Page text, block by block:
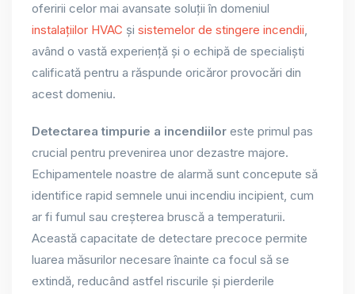
oferirii celor mai avansate soluții în domeniul
instalațiilor HVAC și sistemelor de stingere incendii,
având o vastă experiență și o echipă de specialiști
calificată pentru a răspunde oricăror provocări din
acest domeniu.
Detectarea timpurie a incendiilor este primul pas
crucial pentru prevenirea unor dezastre majore.
Echipamentele noastre de alarmă sunt concepute să
identifice rapid semnele unui incendiu incipient, cum
ar fi fumul sau creșterea bruscă a temperaturii.
Această capacitate de detectare precoce permite
luarea măsurilor necesare înainte ca focul să se
extindă, reducând astfel riscurile și pierderile